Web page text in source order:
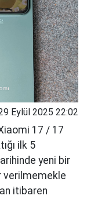
Eylül 2025 22:02
17 / 17
ilk 5
yeni bir
verilmemekle
itibaren